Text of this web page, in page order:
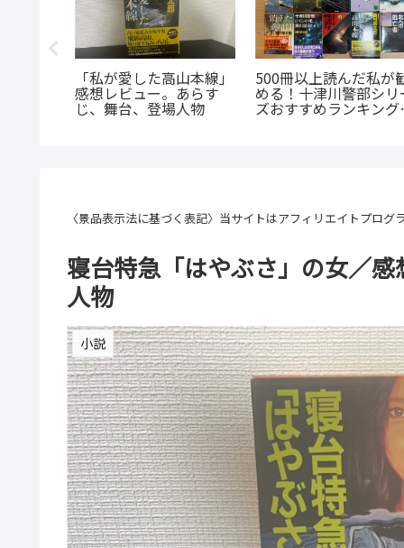
「私が愛した高山本線」
感想レビュー。あらす
じ、舞台、登場人物
500冊以上読んだ私が
める！十津川警部シリ
ズおすすめランキング
〈景品表示法に基づく表記〉当サイトはアフィリエイトプログ
寝台特急「はやぶさ」の女／
人物
小説